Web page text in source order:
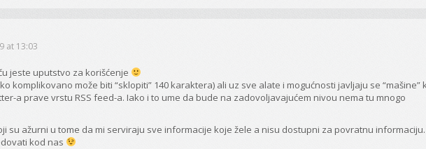
at 13:03
jeste uputstvo za korišćenje
komplikovano može biti “sklopiti” 140 karaktera) ali uz sve alate i mogućnosti javljaju se “mašine”
a prave vrstu RSS feed-a. Iako i to ume da bude na zadovoljavajućem nivou nema tu mnogo
su ažurni u tome da mi serviraju sve informacije koje žele a nisu dostupni za povratnu informaciju.
kod nas